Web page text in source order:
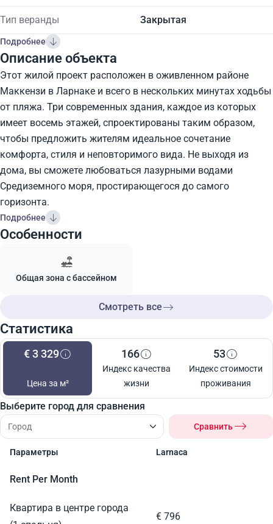
Тип веранды Закрытая
Подробнее
Описание объекта
Этот жилой проект расположен в оживленном районе
Маккензи в Ларнаке и всего в нескольких минутах ходьбы
от пляжа. Три современных здания, каждое из которых
имеет восемь этажей, спроектированы таким образом,
чтобы предложить жителям идеальное сочетание
комфорта, стиля и неповторимого вида. Не выходя из
дома, вы сможете любоваться лазурными водами
Средиземного моря, простирающегося до самого
горизонта.
Подробнее
Особенности
Общая зона с бассейном
Смотреть все
Статистика
€ 3 329
Цена за м²
166
Индекс качества
жизни
53
Индекс стоимости
проживания
Выберите город для сравнения
Сравнить
Параметры Larnaca
Rent Per Month
Квартира в центре города
€ 796